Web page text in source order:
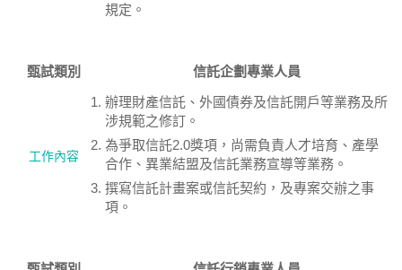
規定。
甄試類別 信託企劃專業人員
工作內容
辦理財產信託、外國債券及信託開戶等業務及所
涉規範之修訂。
為爭取信託2.0獎項，尚需負責人才培育、產學
合作、異業結盟及信託業務宣導等業務。
撰寫信託計畫案或信託契約，及專案交辦之事
項。